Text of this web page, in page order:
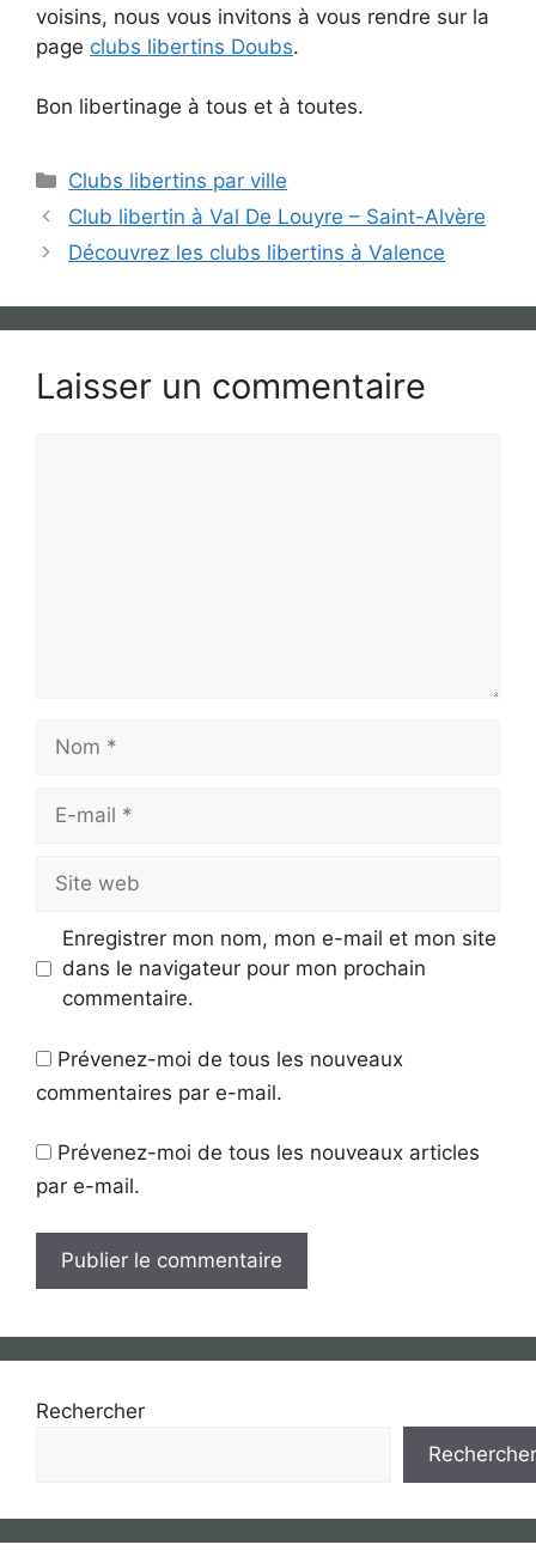
voisins, nous vous invitons à vous rendre sur la
page clubs libertins Doubs.
Bon libertinage à tous et à toutes.
Catégories
Clubs libertins par ville
Club libertin à Val De Louyre – Saint-Alvère
Découvrez les clubs libertins à Valence
Laisser un commentaire
Nom
Site
web
Enregistrer mon nom, mon e-mail et mon site
dans le navigateur pour mon prochain
commentaire.
Prévenez-moi de tous les nouveaux
commentaires par e-mail.
Prévenez-moi de tous les nouveaux articles
par e-mail.
Rechercher
Rechercher